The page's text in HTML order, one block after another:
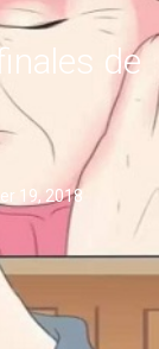
de
19, 2018